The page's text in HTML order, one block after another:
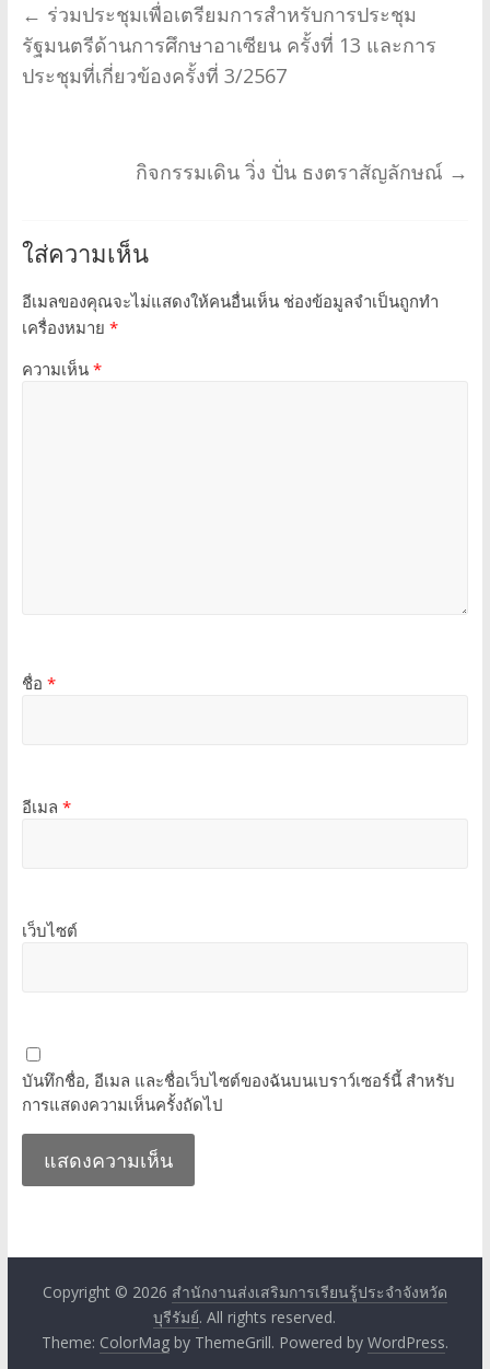
← ร่วมประชุมเพื่อเตรียมการสำหรับการประชุม
รัฐมนตรีด้านการศึกษาอาเซียน ครั้งที่ 13 และการ
ประชุมที่เกี่ยวข้องครั้งที่ 3/2567
กิจกรรมเดิน วิ่ง ปั่น ธงตราสัญลักษณ์ →
ใส่ความเห็น
อีเมลของคุณจะไม่แสดงให้คนอื่นเห็น ช่องข้อมูลจำเป็นถูกทำ
เครื่องหมาย *
ความเห็น *
ชื่อ *
อีเมล *
เว็บไซต์
บันทึกชื่อ, อีเมล และชื่อเว็บไซต์ของฉันบนเบราว์เซอร์นี้ สำหรับ
การแสดงความเห็นครั้งถัดไป
Copyright © 2026 สำนักงานส่งเสริมการเรียนรู้ประจำจังหวัด
บุรีรัมย์. All rights reserved.
Theme: ColorMagby ThemeGrill. Powered by WordPress.